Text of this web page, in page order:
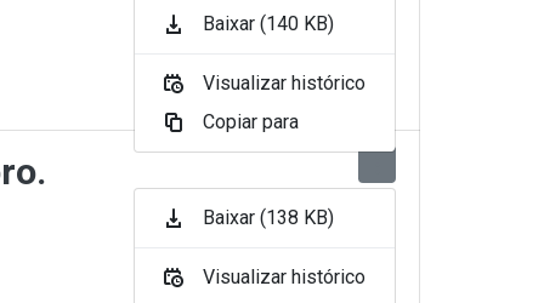
Baixar (140 KB)
Visualizar histórico
Copiar para
Baixar (138 KB)
Visualizar histórico